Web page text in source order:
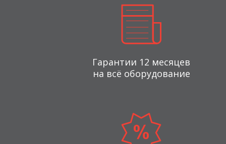
Гарантии 12 месяцев
на всё оборудование